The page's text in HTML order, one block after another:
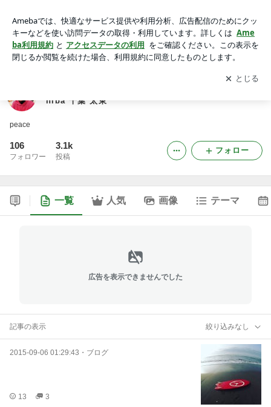
アプリをダウンロードして ブログの更新通知
を受け取りまし
ょう。
開く
hiba 千葉 太東
peace
106
フォロワー
3.1k
投稿
フォロー
一覧 人気 画像 テーマ
広告を表示できませんでした
記事の表示 絞り込みなし
2015-09-06 01:29:43 ・ ブログ
13 3